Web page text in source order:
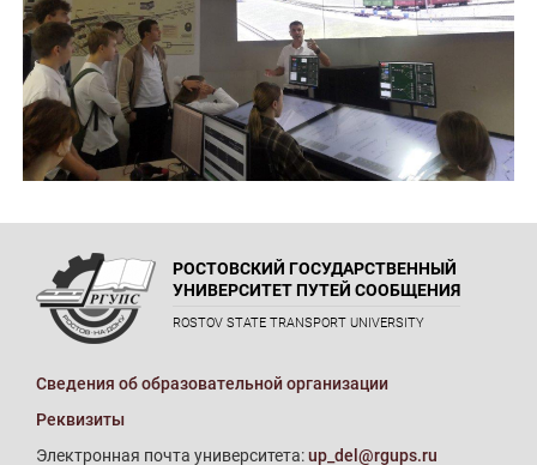
РОСТОВСКИЙ ГОСУДАРСТВЕННЫЙ
УНИВЕРСИТЕТ ПУТЕЙ СООБЩЕНИЯ
ROSTOV STATE TRANSPORT UNIVERSITY
Сведения об образовательной организации
Реквизиты
Электронная почта университета:up_del@rgups.ru